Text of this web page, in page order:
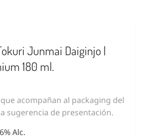
Junmai Daiginjo |
180 ml.
acompañan al packaging del
sugerencia de presentación.
Alc.